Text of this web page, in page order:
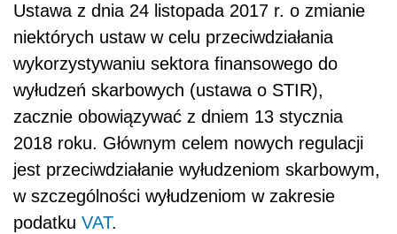
Ustawa z dnia 24 listopada 2017 r. o zmianie
niektórych ustaw w celu przeciwdziałania
wykorzystywaniu sektora finansowego do
wyłudzeń skarbowych (ustawa o STIR),
zacznie obowiązywać z dniem 13 stycznia
2018 roku. Głównym celem nowych regulacji
jest przeciwdziałanie wyłudzeniom skarbowym,
w szczególności wyłudzeniom w zakresie
podatku VAT.